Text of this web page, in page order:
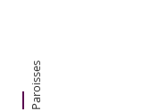
Paroisses